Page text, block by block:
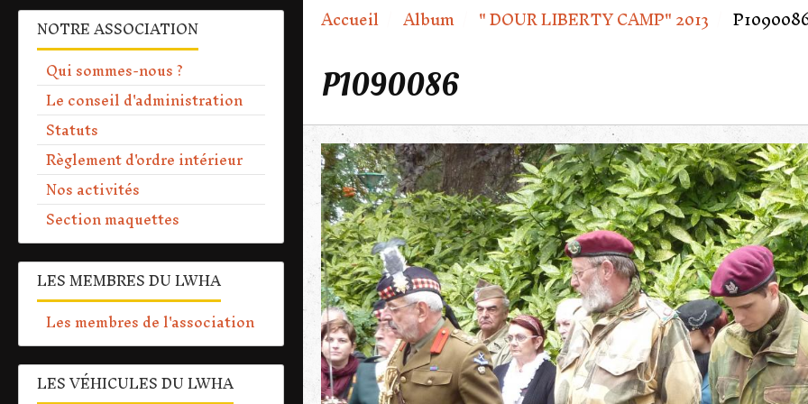
Accueil Album " DOUR LIBERTY CAMP" 2013
P1090086
NOTRE ASSOCIATION
Qui sommes-nous ?
Le conseil d'administration
Statuts
Règlement d'ordre intérieur
Nos activités
Section maquettes
LES MEMBRES DU LWHA
Les membres de l'association
LES VÉHICULES DU LWHA